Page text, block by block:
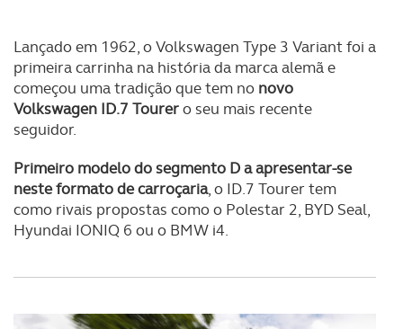
Lançado em 1962, o Volkswagen Type 3 Variant foi a
primeira carrinha na história da marca alemã e
começou uma tradição que tem no novo
Volkswagen ID.7 Tourero seu mais recente
seguidor.
Primeiro modelo do segmento D a apresentar-se
neste formato de carroçaria, o ID.7 Tourer tem
como rivais propostas como o Polestar 2, BYD Seal,
Hyundai IONIQ 6 ou o BMW i4.